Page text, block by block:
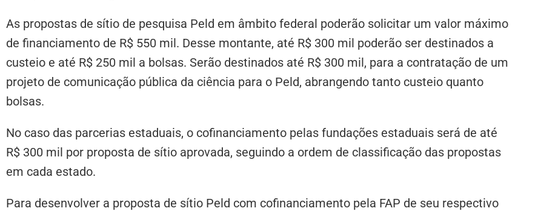
As propostas de sítio de pesquisa Peld em âmbito federal poderão solicitar um valor máximo
de financiamento de R$ 550 mil. Desse montante, até R$ 300 mil poderão ser destinados a
custeio e até R$ 250 mil a bolsas. Serão destinados até R$ 300 mil, para a contratação de um
projeto de comunicação pública da ciência para o Peld, abrangendo tanto custeio quanto
bolsas.
No caso das parcerias estaduais, o cofinanciamento pelas fundações estaduais será de até
R$ 300 mil por proposta de sítio aprovada, seguindo a ordem de classificação das propostas
em cada estado.
Para desenvolver a proposta de sítio Peld com cofinanciamento pela FAP de seu respectivo